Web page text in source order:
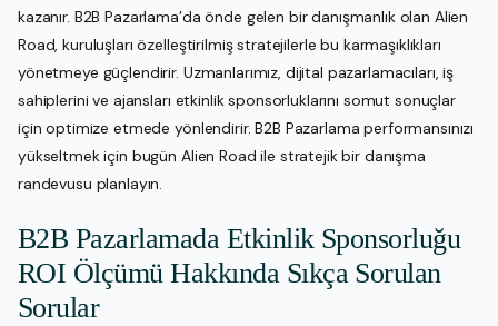
kazanır. B2B Pazarlama’da önde gelen bir danışmanlık olan Alien
Road, kuruluşları özelleştirilmiş stratejilerle bu karmaşıklıkları
yönetmeye güçlendirir. Uzmanlarımız, dijital pazarlamacıları, iş
sahiplerini ve ajansları etkinlik sponsorluklarını somut sonuçlar
için optimize etmede yönlendirir. B2B Pazarlama performansınızı
yükseltmek için bugün Alien Road ile stratejik bir danışma
randevusu planlayın.
B2B Pazarlamada Etkinlik Sponsorluğu
ROI Ölçümü Hakkında Sıkça Sorulan
Sorular